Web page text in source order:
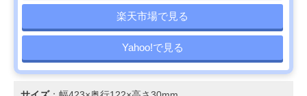
楽天市場で見る
Yahoo!で見る